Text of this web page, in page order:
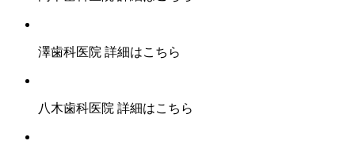
澤歯科医院 詳細はこちら
八木歯科医院 詳細はこちら